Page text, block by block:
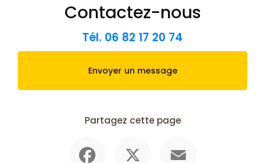
Contactez-nous
Tél. 06 82 17 20 74
Envoyer un message
Partagez cette page